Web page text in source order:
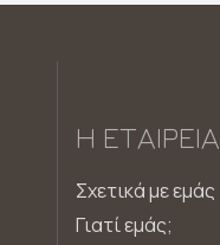
Η ΕΤΑΙΡΕΊΑ
Σχετικά με εμάς
Γιατί εμάς;